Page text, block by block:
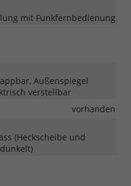
mit Funkfernbedienung
Außenspiegel
verstellbar
vorhanden
(Heckscheibe und